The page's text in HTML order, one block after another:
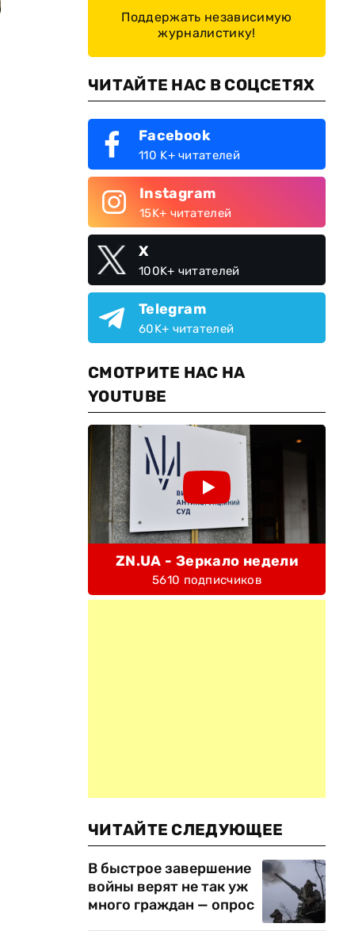
Поддержать независимую
журналистику!
ЧИТАЙТЕ НАС В СОЦСЕТЯХ
Facebook
110 K+ читателей
Instagram
15K+ читателей
X
100K+ читателей
Telegram
60K+ читателей
СМОТРИТЕ НАС НА
YOUTUBE
ZN.UA - Зеркало недели
5610 подписчиков
ЧИТАЙТЕ СЛЕДУЮЩЕЕ
В быстрое завершение
войны верят не так уж
много граждан — опрос